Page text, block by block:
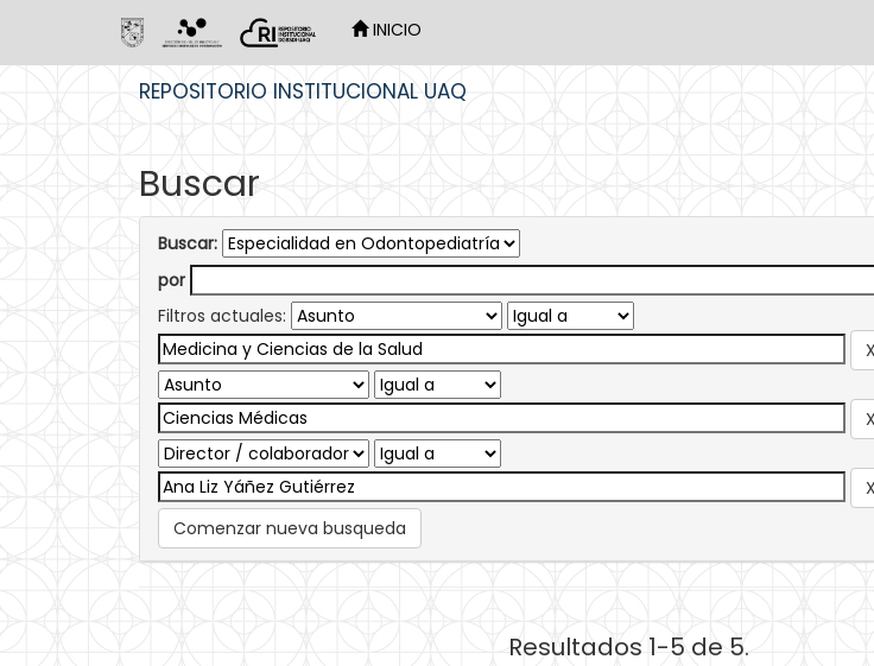
INICIO
REPOSITORIO INSTITUCIONAL UAQ
Buscar
Buscar:
por
Filtros actuales:
Comenzar nueva busqueda
Resultados 1-5 de 5.